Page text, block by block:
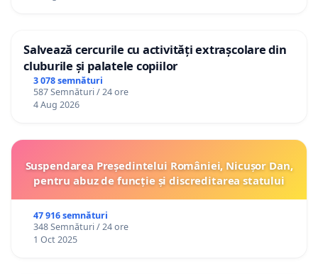
Salvează cercurile cu activități extrașcolare din
cluburile și palatele copiilor
3 078 semnături
587 Semnături / 24 ore
4 Aug 2026
Suspendarea Președintelui României, Nicușor Dan,
pentru abuz de funcție și discreditarea statului
47 916 semnături
348 Semnături / 24 ore
1 Oct 2025